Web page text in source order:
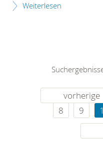
Weiterlesen
vorherige
8
9